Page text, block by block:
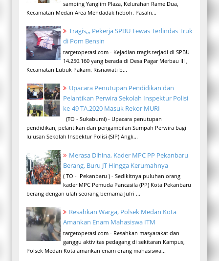
samping Yanglim Plaza, Kelurahan Rame Dua,
Kecamatan Medan Area Mendadak heboh. Pasaln...
Tragis,,, Pekerja SPBU Tewas Terlindas Truk
di Pom Bensin
targetoperasi.com - Kejadian tragis terjadi di SPBU
14.250.160 yang berada di Desa Pagar Merbau III ,
Kecamatan Lubuk Pakam. Risnawati b...
Upacara Penutupan Pendidikan dan
Pelantikan Perwira Sekolah Inspektur Polisi
ke-49 TA.2020 Masuk Rekor MURI
(TO - Sukabumi) - Upacara penutupan
pendidikan, pelantikan dan pengambilan Sumpah Perwira bagi
lulusan Sekolah Inspektur Polisi (SIP) Angk...
Merasa Dihina, Kader MPC PP Pekanbaru
Berang, Buru JT Hingga Kerumahnya
( TO - Pekanbaru ) - Sedikitnya puluhan orang
kader MPC Pemuda Pancasila (PP) Kota Pekanbaru
berang dengan ulah seorang bernama Jufri ...
Resahkan Warga, Polsek Medan Kota
Amankan Enam Mahasiswa ITM
targetoperasi.com - Resahkan masyarakat dan
ganggu aktivitas pedagang di sekitaran Kampus,
Polsek Medan Kota amankan enam orang mahasiswa...